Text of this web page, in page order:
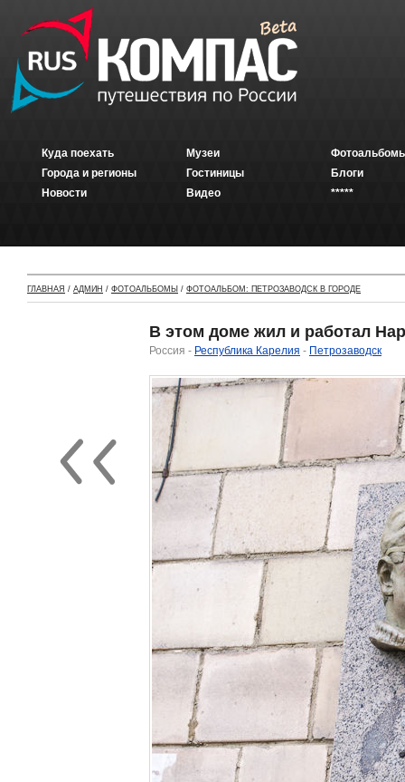
Куда поехать
Города и регионы
Новости
Музеи
Гостиницы
Видео
Блоги
*****
ГЛАВНАЯ / АДМИН / ФОТОАЛЬБОМЫ / ФОТОАЛЬБОМ: ПЕТРОЗАВОДСК В ГОРОДЕ
В этом доме жил и работал
Россия - Республика Карелия - Петрозаводск